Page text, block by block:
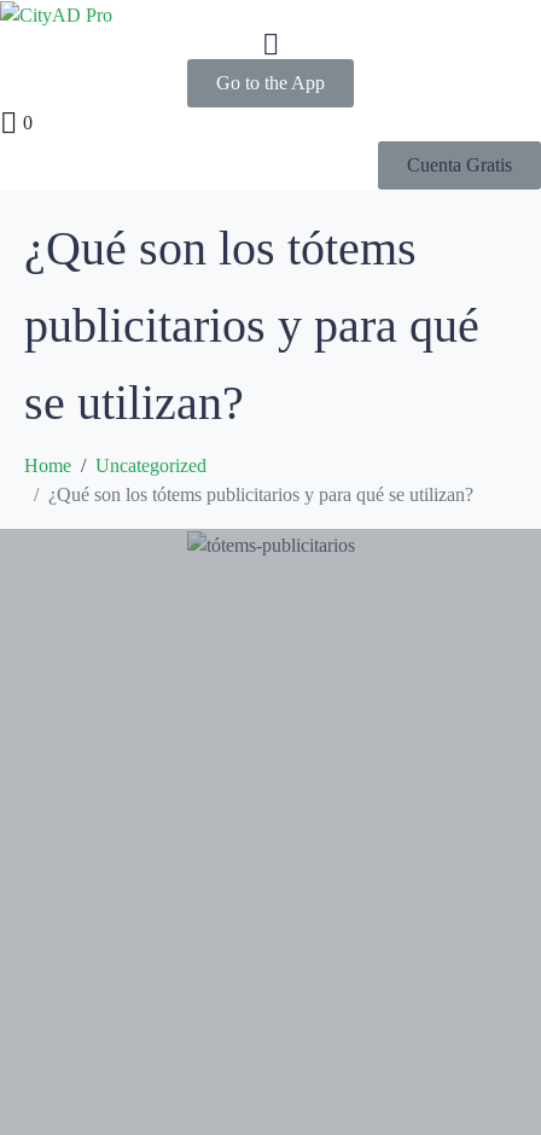
Go to the App
0
Cuenta Gratis
¿Qué son los tótems
publicitarios y para qué
se utilizan?
Home
Uncategorized
¿Qué son los tótems publicitarios y para qué se utilizan?